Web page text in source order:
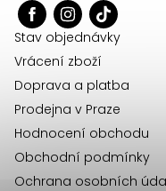
Stav objednávky
Vrácení zboží
Doprava a platba
Prodejna v Praze
Hodnocení obchodu
Obchodní podmínky
Ochrana osobních